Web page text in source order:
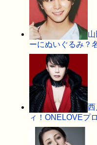
ーにぬいぐるみ？
西
ィ！ONELOVEプ